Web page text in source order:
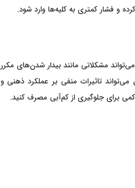
و فشار کمتری به کلیه‌ها وارد شود.
مشکلاتی مانند بیدار شدن‌های مکرر
تاثیرات منفی بر عملکرد ذهنی و
برای جلوگیری از کم‌آبی مصرف کنید.